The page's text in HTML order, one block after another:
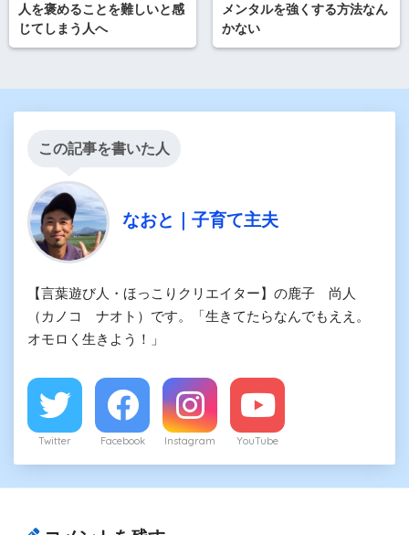
人を褒めることを難しいと感
じてしまう人へ
メンタルを強くする方法なん
かない
この記事を書いた人
なおと｜子育て主夫
【言葉遊び人・ほっこりクリエイター】の鹿子 尚人
（カノコ ナオト）です。「生きてたらなんでもええ。
オモロく生きよう！」
Twitter Facebook Instagram YouTube